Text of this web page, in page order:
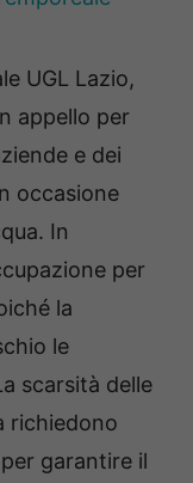
UGL Lazio,
appello per
e dei
occasione
In
per
la
le
scarsità delle
richiedono
garantire il